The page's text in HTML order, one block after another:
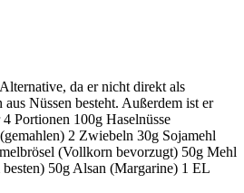
da er nicht direkt als
Nüssen besteht. Außerdem ist er
Portionen 100g Haselnüsse
2 Zwiebeln 30g Sojamehl
(Vollkorn bevorzugt) 50g Mehl
50g Alsan (Margarine) 1 EL